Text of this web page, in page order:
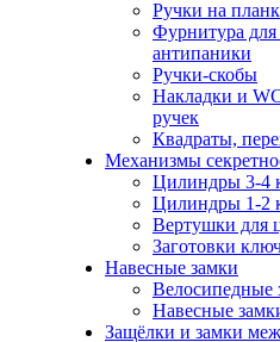
Ручки на
Фурнитура
антипаники
Ручки-скобы
Накладки и
ручек
Квадраты,
Механизмы
Цилиндры 3-4
Цилиндры 1-2
Вертушки для
Заготовки
Навесные замки
Велосипедные
Навесные
Защёлки и замки